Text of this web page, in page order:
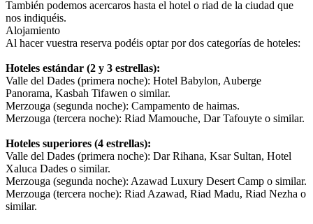
También podemos acercaros hasta el hotel o riad de la ciudad que
nos indiquéis.
Alojamiento
Al hacer vuestra reserva podéis optar por dos categorías de hoteles:
Hoteles estándar (2 y 3 estrellas):
Valle del Dades (primera noche): Hotel Babylon, Auberge
Panorama, Kasbah Tifawen o similar.
Merzouga (segunda noche): Campamento de haimas.
Merzouga (tercera noche): Riad Mamouche, Dar Tafouyte o similar.
Hoteles superiores (4 estrellas):
Valle del Dades (primera noche): Dar Rihana, Ksar Sultan, Hotel
Xaluca Dades o similar.
Merzouga (segunda noche): Azawad Luxury Desert Camp o similar.
Merzouga (tercera noche): Riad Azawad, Riad Madu, Riad Nezha o
similar.